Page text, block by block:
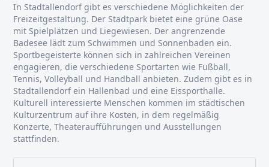
In Stadtallendorf gibt es verschiedene Möglichkeiten der
Freizeitgestaltung. Der Stadtpark bietet eine grüne Oase
mit Spielplätzen und Liegewiesen. Der angrenzende
Badesee lädt zum Schwimmen und Sonnenbaden ein.
Sportbegeisterte können sich in zahlreichen Vereinen
engagieren, die verschiedene Sportarten wie Fußball,
Tennis, Volleyball und Handball anbieten. Zudem gibt es in
Stadtallendorf ein Hallenbad und eine Eissporthalle.
Kulturell interessierte Menschen kommen im städtischen
Kulturzentrum auf ihre Kosten, in dem regelmäßig
Konzerte, Theateraufführungen und Ausstellungen
stattfinden.